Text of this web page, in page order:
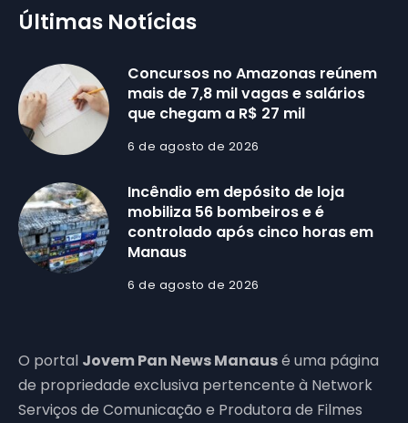
Últimas Notícias
Concursos no Amazonas reúnem
mais de 7,8 mil vagas e salários
que chegam a R$ 27 mil
6 de agosto de 2026
Incêndio em depósito de loja
mobiliza 56 bombeiros e é
controlado após cinco horas em
Manaus
6 de agosto de 2026
O portal Jovem Pan News Manausé uma página
de propriedade exclusiva pertencente à Network
Serviços de Comunicação e Produtora de Filmes